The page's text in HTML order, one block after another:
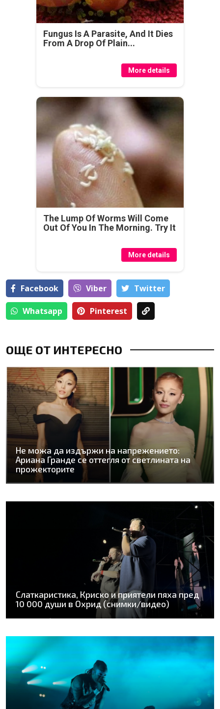
Fungus Is A Parasite, And It Dies
From A Drop Of Plain...
More details
The Lump Of Worms Will Come
Out Of You In The Morning. Try It
More details
Facebook Viber Тwitter
Whatsapp Pinterest
ОЩЕ ОТ ИНТЕРЕСНО
Не можа да издържи на напрежението:
Ариана Гранде се оттегля от светлината на
прожекторите
Слаткаристика, Криско и приятели пяха пред
10 000 души в Охрид (снимки/видео)